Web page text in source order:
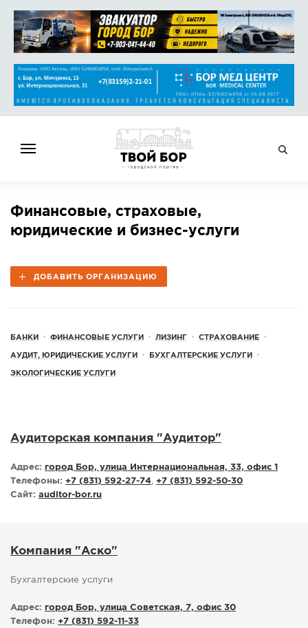
НОВОСТИ
СПРАВОЧНИК
РАБОТА
КОНКУРСЫ
ПРЕДЛОЖИТЬ НОВОСТЬ
Финансовые, страховые,
юридические и бизнес-услуги
ДОБАВИТЬ ОРГАНИЗАЦИЮ
БАНКИ • ФИНАНСОВЫЕ УСЛУГИ • ЛИЗИНГ • СТРАХОВАНИЕ •
АУДИТ, ЮРИДИЧЕСКИЕ УСЛУГИ • БУХГАЛТЕРСКИЕ УСЛУГИ •
ЭКОЛОГИЧЕСКИЕ УСЛУГИ
Аудиторская компания "Аудитор"
Адрес: город Бор, улица Интернациональная, 33, офис 1
Телефоны: +7 (831) 592-27-74, +7 (831) 592-50-30
Сайт: auditor-bor.ru
Компания "Аско"
Бухгалтерские услуги
Адрес: город Бор, улица Советская, 7, офис 30
Телефон: +7 (831) 592-11-33